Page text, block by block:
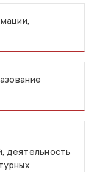
деятельность